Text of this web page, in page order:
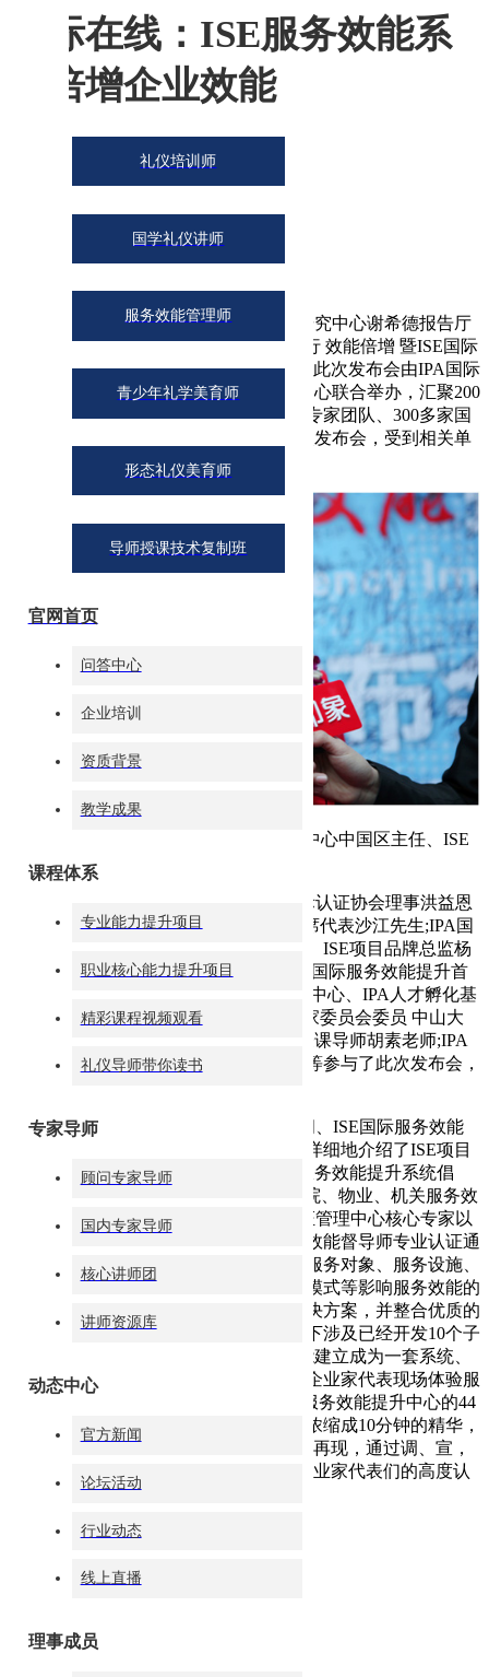
国际在线：ISE服务效能系
统倍增企业效能
2015-03-12
时间：2015年1月28日
2015年1月28日，在上海复旦大学美国研究中心谢希德报告厅
成功召开“文化精髓 兴国∕企之魂礼仪先行 效能倍增 暨ISE国际
服务效能提升孵化系统“中国区发布会。此次发布会由IPA国际
认证协会，ISE国际服务效能提升培训中心联合举办，汇聚200
位国际国内认证的优秀服务效能督导师专家团队、300多家国
内知名企业，业界精英逾500人参加此次发布会，受到相关单
位的广泛认可以及企业精英的高度认可。
(上图为：IPA国际注册礼仪培训师认证中心中国区主任、ISE
项目品牌总监杨扬女士接受媒体采访)
参加此次发布会的特邀嘉宾有：IPA国际认证协会理事洪益恩
先生;IPA国际认证协会中国区代表处首席代表沙江先生;IPA国
际注册礼仪培训师认证中心中国区主任、ISE项目品牌总监杨
扬女士;IPA国际认证协会高级顾问、ISE国际服务效能提升首
席技术官郭品禾先生;兰州理工大学就业中心、IPA人才孵化基
地主任李竹梅女士;IPA国际注册礼仪专家委员会委员 中山大
学、浙江大学MBA/EMBA总裁班国学授课导师胡素老师;IPA
国际注册礼仪考评委员会委员李颐女士等参与了此次发布会，
在发布会上，IPA国际认证协会高级顾问、ISE国际服务效能
提升首席技术官郭品禾先生，图文并茂详细地介绍了ISE项目
的服务模式与科学研发体系。ISE国际服务效能提升系统倡
导“成果即是效能”的观点，以银行、医院、物业、机关服务效
能提升为主要研究方向，以IPA师资认证管理中心核心专家以
及华夏礼仪品牌为依托，拥有国际服务效能督导师专业认证通
过的44位专家团队，通过对行业性质、服务对象、服务设施、
服务管理、服务执行、服务流程、服务模式等影响服务效能的
因素展开深入研究，不断的提出新的解决方案，并整合优质的
资源进行服务效能落地系统的研发，旗下涉及已经开发10个子
品牌课程，300多个工具模型将服务效能建立成为一套系统、
可落地、见成效的体系。为了让到场的企业家代表现场体验服
务效能进企业的执行理念，由ISE 国际服务效能提升中心的44
位金牌效能督导师共同将以往成功经验浓缩成10分钟的精华，
为在座所有来宾“效能提升真实场景模拟再现，通过调、宣，
练、检”的模式，现场掌声雷动，得到企业家代表们的高度认
礼仪培训师
国学礼仪讲师
服务效能管理师
青少年礼学美育师
形态礼仪美育师
导师授课技术复制班
官网首页
问答中心
企业培训
资质背景
教学成果
课程体系
专业能力提升项目
职业核心能力提升项目
精彩课程视频观看
礼仪导师带你读书
专家导师
顾问专家导师
国内专家导师
核心讲师团
讲师资源库
动态中心
官方新闻
论坛活动
行业动态
线上直播
理事成员